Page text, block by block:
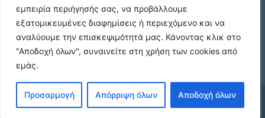
εμπειρία περιήγησής σας, να προβάλλουμε
εξατομικευμένες διαφημίσεις ή περιεχόμενο και να
αναλύουμε την επισκεψιμότητά μας. Κάνοντας κλικ στο
"Αποδοχή όλων", συναινείτε στη χρήση των cookies από
εμάς.
Προσαρμογή Απόρριψη όλων Αποδοχή όλων
2 Ποτήρια μπύρας ενός λίτρου (1 L)
γυάλινα με χερούλι
€10
© 2024 agx.gr. All rights reserved.